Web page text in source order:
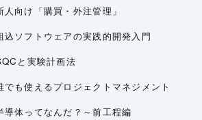
人向け「購買・外注管理」
込ソフトウェアの実践的開発入門
と実験計画法
でも使えるプロジェクトマネジメント
導体ってなんだ？～前工程編